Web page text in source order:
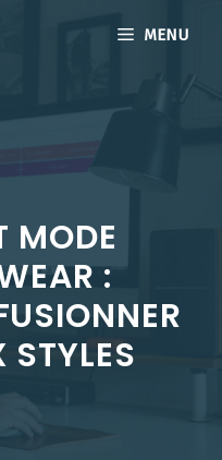
MENU
MODE
:
STYLES